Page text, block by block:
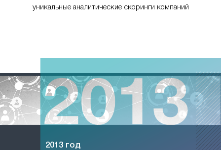
уникальные аналитические скоринги компаний
2013 год